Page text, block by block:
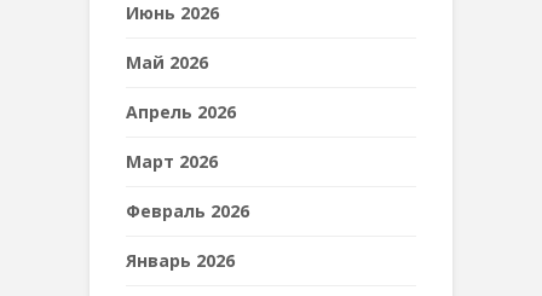
Июнь 2026
Май 2026
Апрель 2026
Март 2026
Февраль 2026
Январь 2026